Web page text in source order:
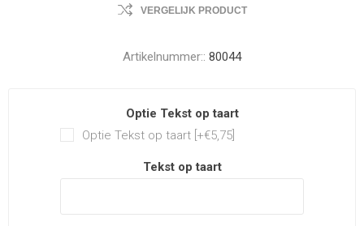
VERGELIJK PRODUCT
Artikelnummer:: 80044
Optie Tekst op taart
Optie Tekst op taart [+€5,75]
Tekst op taart